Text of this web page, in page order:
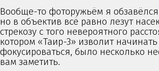
Вообще-то фоторужьём я
но в объектив всё равно лезут
стрекозу с того невероятного
котором «Таир-3» изволит начинать
фокусироваться, было несколько
вам заметить.